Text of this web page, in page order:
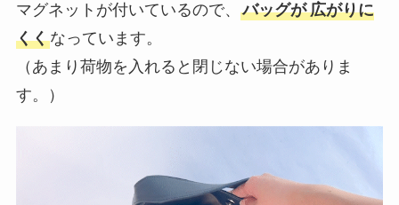
マグネットが付いているので、 バッグが 広がりに
くくなっています。
（あまり荷物を入れると閉じない場合がありま
す。）